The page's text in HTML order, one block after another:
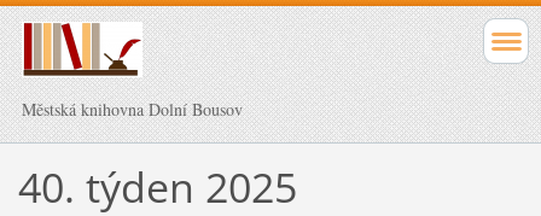
Městská knihovna Dolní Bousov
40. týden 2025